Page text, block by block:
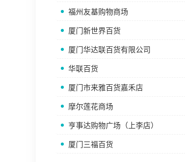
福州友基购物商场
厦门新世界百货
厦门华达联百货有限公司
华联百货
厦门市来雅百货嘉禾店
摩尔莲花商场
亨事达购物广场（上李店）
厦门三福百货